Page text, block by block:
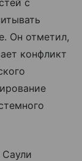
Он отметил,
конфликт